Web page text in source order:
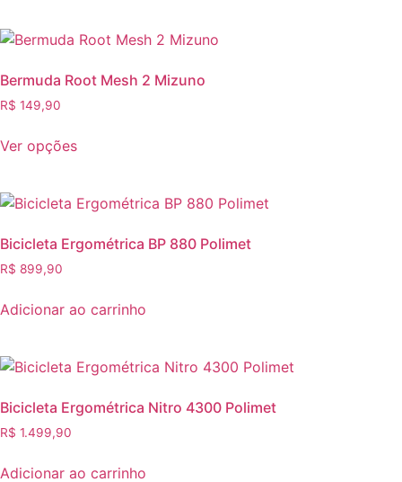
Bermuda Root Mesh 2 Mizuno
R$ 149,90
Ver opções
Bicicleta Ergométrica BP 880 Polimet
R$ 899,90
Adicionar ao carrinho
Bicicleta Ergométrica Nitro 4300 Polimet
R$ 1.499,90
Adicionar ao carrinho